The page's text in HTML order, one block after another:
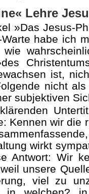
Lehre Jesu
»Das Jesus-
habe ich
wie
ist,
nicht
subjektiven
Kennen wir die
wirkt
Antwort: Wir
unsere
viel zu